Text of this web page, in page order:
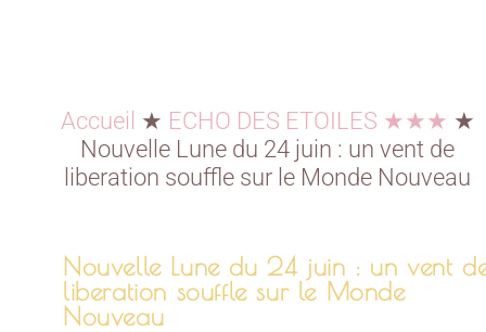
Accueil ★ ECHO DES ETOILES ★★★ ★
Nouvelle Lune du 24 juin : un vent de
liberation souffle sur le Monde Nouveau
Nouvelle Lune du 24 juin : un vent
liberation souffle sur le Monde
Nouveau